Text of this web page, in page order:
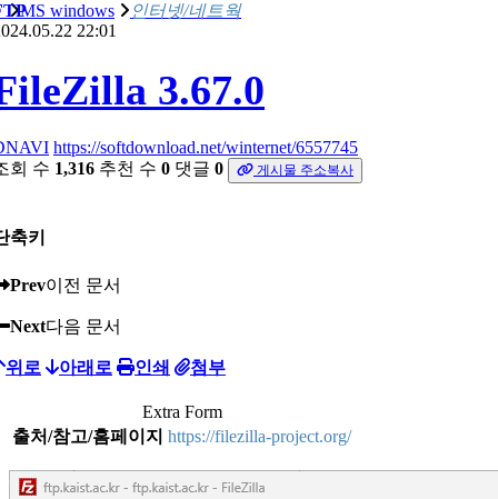
MS windows 인터넷/네트웍
22:01
3.67.0
https://softdownload.net/winternet/6557745
회 수 1,316 추천 수 0 댓글 0 게시물 주소복사
축키
Prev이전 문서
Next다음 문서
위로 아래로 인쇄 첨부
Extra Form
출처/참고/홈페이지 https://filezilla-project.org/